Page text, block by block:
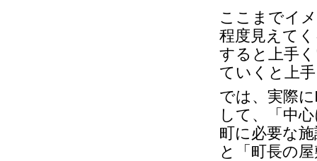
ここまでイ
程度見えて
すると上手
ていくと上
では、実際
して、「中
町に必要な
と「町長の